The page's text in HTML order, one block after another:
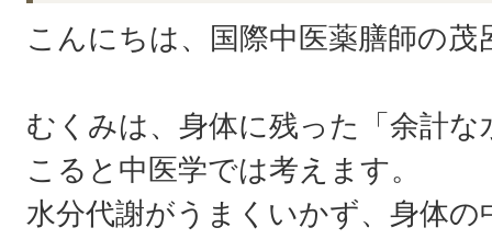
こんにちは、国際中医薬膳師の
むくみは、身体に残った「余計
こると中医学では考えます。
水分代謝がうまくいかず、身体